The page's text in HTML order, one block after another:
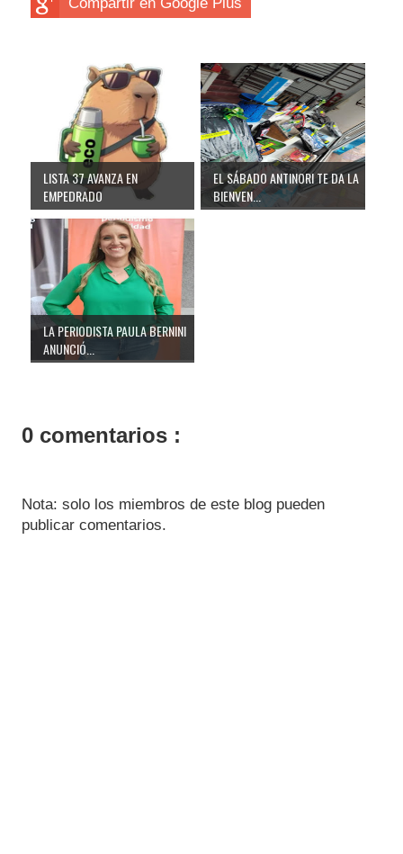
LISTA 37 AVANZA EN
EMPEDRADO
EL SÁBADO ANTINORI TE DA LA
BIENVEN...
LA PERIODISTA PAULA BERNINI
ANUNCIÓ...
0 comentarios :
Nota: solo los miembros de este blog pueden
publicar comentarios.